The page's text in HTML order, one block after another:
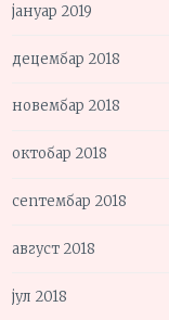
јануар 2019
децембар 2018
новембар 2018
октобар 2018
септембар 2018
август 2018
јул 2018